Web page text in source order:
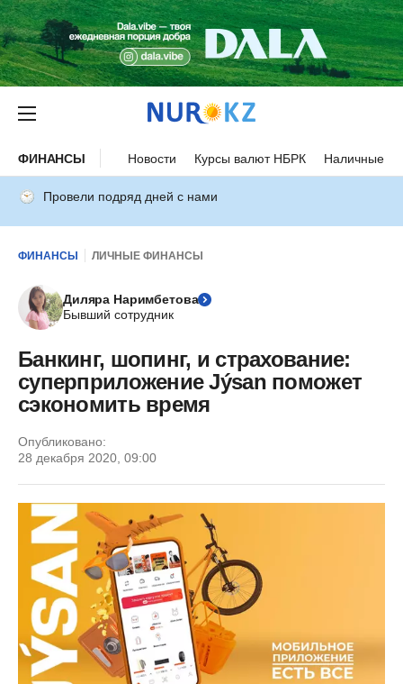
ФИНАНСЫ Новости Курсы валют НБРК Наличные
Провели подряд дней с нами
ФИНАНСЫ ЛИЧНЫЕ ФИНАНСЫ
Диляра Наримбетова
Бывший сотрудник
Банкинг, шопинг, и страхование:
суперприложение Jýsan поможет
сэкономить время
Опубликовано:
28 декабря 2020, 09:00